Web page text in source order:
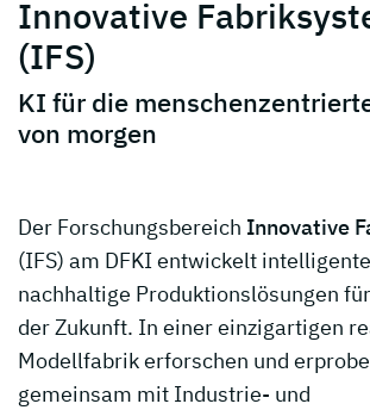
Innovative
(IFS)
KI für die
von morgen
Der Forschungsbereich Innovative
(IFS) am DFKI entwickelt
nachhaltige Produktionslösungen
der Zukunft. In einer einzigartigen
Modellfabrik erforschen und
gemeinsam mit Industrie- und